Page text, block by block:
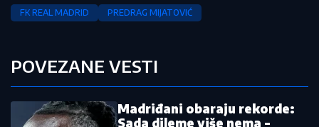
FK REAL MADRID PREDRAG MIJATOVIĆ
POVEZANE VESTI
Madriđani obaraju rekorde:
Sada dileme više nema -